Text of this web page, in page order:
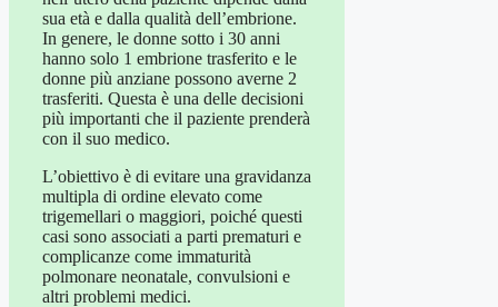
sua età e dalla qualità dell’embrione.
In genere, le donne sotto i 30 anni
hanno solo 1 embrione trasferito e le
donne più anziane possono averne 2
trasferiti. Questa è una delle decisioni
più importanti che il paziente prenderà
con il suo medico.
L’obiettivo è di evitare una gravidanza
multipla di ordine elevato come
trigemellari o maggiori, poiché questi
casi sono associati a parti prematuri e
complicanze come immaturità
polmonare neonatale, convulsioni e
altri problemi medici.